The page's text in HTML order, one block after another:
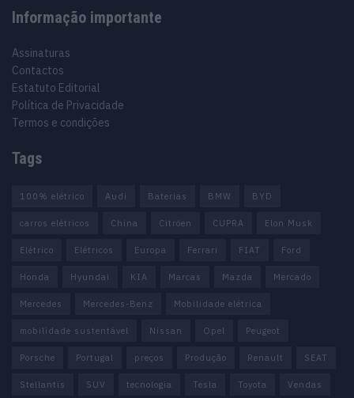
Informação importante
Assinaturas
Contactos
Estatuto Editorial
Política de Privacidade
Termos e condições
Tags
100% elétrico Audi Baterias BMW BYD
carros elétricos China Citröen CUPRA Elon Musk
Elétrico Elétricos Europa Ferrari FIAT Ford
Honda Hyundai KIA Marcas Mazda Mercado
Mercedes Mercedes-Benz Mobilidade elétrica
mobilidade sustentável Nissan Opel Peugeot
Porsche Portugal preços Produção Renault SEAT
Stellantis SUV tecnologia Tesla Toyota Vendas